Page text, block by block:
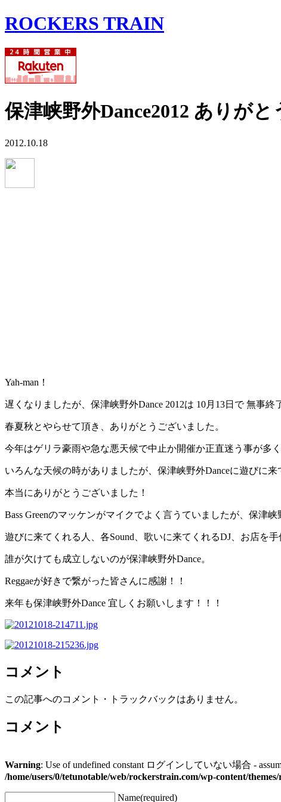
ROCKERS TRAIN
保津峡野外Dance2012 ありがと
2012.10.18
Yah-man！
遅くなりましたが、保津峡野外Dance 2012は 10月13日で 無事終
春夏秋とやらせて頂き、ありがとうございました。
今年はゲリラ豪雨や急な悪天候で中止か開催か正直迷う事が多
いろんな天候の時がありましたが、保津峡野外Danceに遊びに
本当にありがとうございました！
Bass Greenのマッケンがマイクでよく言うていましたが、保津
遊びに来てくれる人、各Sound、歌いに来てくれるDJ、お店を
誰が欠けても成立しないのが保津峡野外Dance。
Reggaeが好きで繋がった皆さんに感謝！！
来年も保津峡野外Dance 宜しくお願いします！！！
コメント
この記事へのコメント・トラックバックはありません。
コメント
Warning: Use of undefined constant ログインしていない場合 -
/home/users/0/tetunotable/web/rockerstrain.com/wp-content/
Name(required)